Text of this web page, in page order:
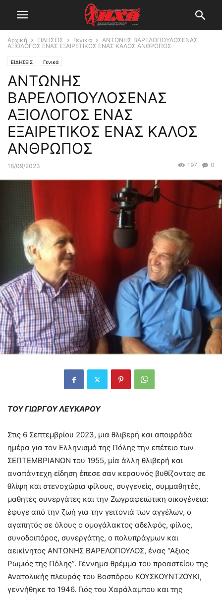
Αρχική ΕΙΔΗΣΕΙΣ Γενικά
ΑΝΤΩΝΗΣ ΒΑΡΕΛΟΠΟΥΛΟΣΕΝΑΣ
ΑΞΙΟΛΟΓΟΣ ΕΝΑΣ ΕΞΑΙΡΕΤΙΚΟΣ ΕΝΑΣ ΚΑΛΟΣ ΑΝΘΡΩΠΟΣ
ΕΙΔΗΣΕΙΣ Γενικά
ΑΝΤΩΝΗΣ
ΒΑΡΕΛΟΠΟΥΛΟΣΕΝΑΣ
ΑΞΙΟΛΟΓΟΣ ΕΝΑΣ
ΕΞΑΙΡΕΤΙΚΟΣ ΕΝΑΣ ΚΑΛΟΣ
ΑΝΘΡΩΠΟΣ
18/09/2023 0
197
ΤΟΥ ΓΙΩΡΓΟΥ ΛΕΥΚΑΡΟΥ
Στις 6 Σεπτεμβρίου 2023, μια θλιβερή και αποφράδα
ημέρα για τον Ελληνισμό της Πόλης την επέτειο των
ΣΕΠΤΕΜΒΡΙΑΝΩΝ του 1955, μία άλλη θλιβερή και
αναπάντεχη είδηση έπεσε σαν κεραυνός βυθίζοντας σε
θλίψη και στενοχώρια φίλους, συγγενείς, συμμαθητές,
μαθητές συνεργάτες και την Ζωγραφειώτικη οικογένεια:
έφυγε από την ζωή για την γειτονιά των αγγέλων, ο
αγαπητός σε όλους ο ομογάλακτος αδελφός, φίλος,
συνοδοιπόρος, συνεργάτης, ο πολυπράγμων και
αεικίνητος ΑΝΤΩΝΗΣ ΒΑΡΕΛΟΠΟΥΛΟΣ, ένας “Αξιος
Ρωμιός της Πόλης”. Γέννημα θρέμμα του προαστείου της
Ανατολικής πλευράς του Βοσπόρου ΚΟΥΣΚΟΥΝΤΖΟΥΚΙ,
γεννήθηκε το 1946. Γιός του Χαράλαμπου και της